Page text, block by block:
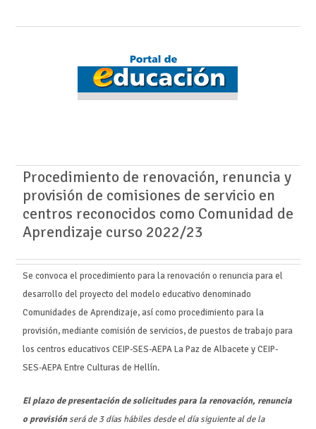
Procedimiento de renovación, renuncia y
provisión de comisiones de servicio en
centros reconocidos como Comunidad de
Aprendizaje curso 2022/23
Se convoca el procedimiento para la renovación o renuncia para el
desarrollo del proyecto del modelo educativo denominado
Comunidades de Aprendizaje, así como procedimiento para la
provisión, mediante comisión de servicios, de puestos de trabajo para
los centros educativos CEIP-SES-AEPA La Paz de Albacete y CEIP-
SES-AEPA Entre Culturas de Hellín.
El plazo de presentación de solicitudes para la renovación, renuncia
o provisiónserá de 3 días hábiles desde el día siguiente al de la